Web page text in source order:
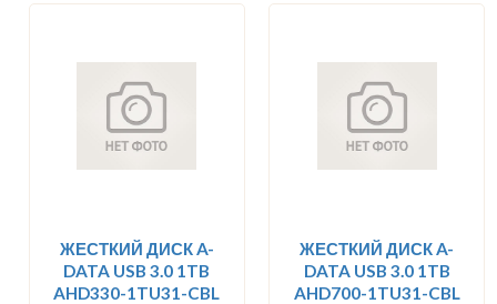
ЖЕСТКИЙ ДИСК A-
DATA USB 3.0 1TB
AHD330-1TU31-CBL
ЖЕСТКИЙ ДИСК A-
DATA USB 3.0 1TB
AHD700-1TU31-CBL